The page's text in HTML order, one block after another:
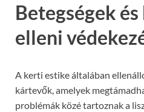
Betegségek
elleni
A kerti estike általában
kártevők, amelyek
problémák közé tartoznak a